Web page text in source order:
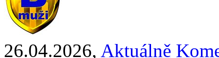
26.04.2026, Aktuálně